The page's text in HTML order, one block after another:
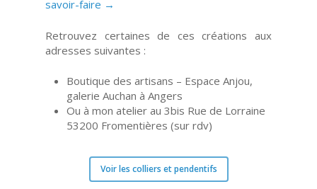
savoir-faire →
Retrouvez certaines de ces créations aux
adresses suivantes :
Boutique des artisans – Espace Anjou,
galerie Auchan à Angers
Ou à mon atelier au 3bis Rue de Lorraine
53200 Fromentières (sur rdv)
Voir les colliers et pendentifs